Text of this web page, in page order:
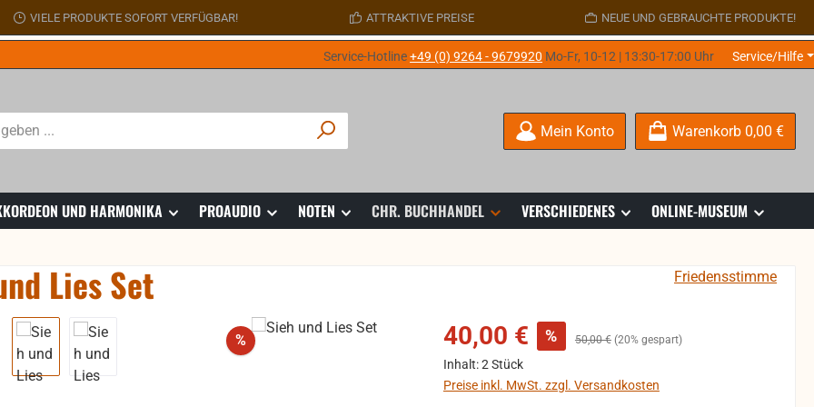
VIELE PRODUKTE SOFORT VERFÜGBAR! ATTRAKTIVE PREISE NEUE UND GEBRAUCHTE PRODUKTE!
Service-Hotline+49 (0) 9264 - 9679920 Mo-Fr, 10-12 | 13:30-17:00 Uhr Service/Hilfe
Mein Konto Warenkorb 0,00 €
UND HARMONIKA PROAUDIO NOTEN CHR. BUCHHANDEL VERSCHIEDENES ONLINE-MUSEUM
Lies Set Friedensstimme
überspringen
%Rabatt
Verkaufspreis:
40,00 € % Regulärer Preis:
50,00 € (20% gespart)
Inhalt:2 Stück
Preise inkl. MwSt. zzgl. Versandkosten